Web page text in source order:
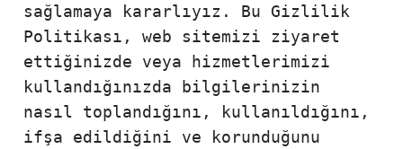
sağlamaya kararlıyız. Bu Gizlilik
Politikası, web sitemizi ziyaret
ettiğinizde veya hizmetlerimizi
kullandığınızda bilgilerinizin
nasıl toplandığını, kullanıldığını,
ifşa edildiğini ve korunduğunu